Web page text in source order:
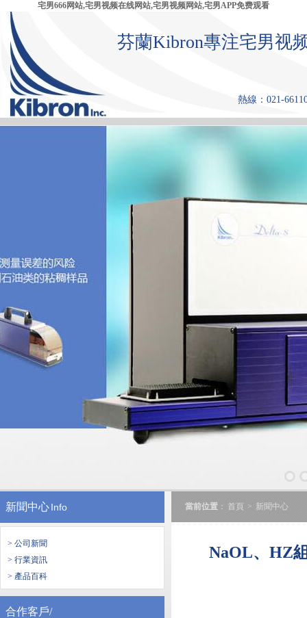
宅男666网站,宅男视频在线网站,宅男视频网站,宅男APP免费观看
芬蘭Kibron專注宅男视
熱線：021-
首 頁 產品中心 張力儀 宅
新聞中心Info
> 公司新聞
> 行業資訊
> 產品百科
合作客戶/
當前位置 ： 首頁 > 新聞中心
NaOL、HZ